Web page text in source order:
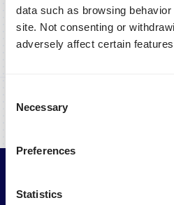
data such as browsing
site. Not consenting or
adversely affect certain
Selection
Necessary
Preferences
Statistics
Reis mee, lees meer
“Door de extra